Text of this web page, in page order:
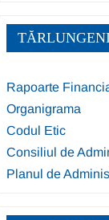
Rapoarte
Organigrama
Codul Etic
Consiliul de
Planul de